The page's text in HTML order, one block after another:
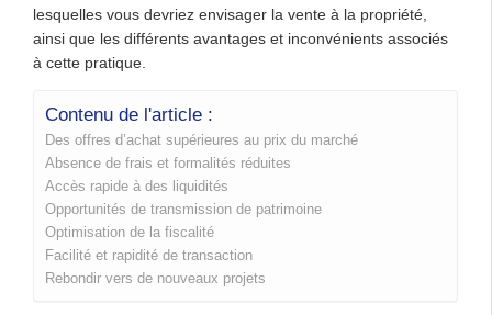
lesquelles vous devriez envisager la vente à la propriété,
ainsi que les différents avantages et inconvénients associés
à cette pratique.
Contenu de l'article :
Des offres d’achat supérieures au prix du marché
Absence de frais et formalités réduites
Accès rapide à des liquidités
Opportunités de transmission de patrimoine
Optimisation de la fiscalité
Facilité et rapidité de transaction
Rebondir vers de nouveaux projets